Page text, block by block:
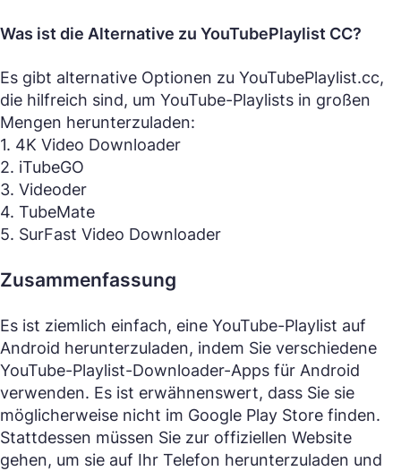
Was ist die Alternative zu YouTubePlaylist CC?
Es gibt alternative Optionen zu YouTubePlaylist.cc,
die hilfreich sind, um YouTube-Playlists in großen
Mengen herunterzuladen:
1. 4K Video Downloader
2. iTubeGO
3. Videoder
4. TubeMate
5. SurFast Video Downloader
Zusammenfassung
Es ist ziemlich einfach, eine YouTube-Playlist auf
Android herunterzuladen, indem Sie verschiedene
YouTube-Playlist-Downloader-Apps für Android
verwenden. Es ist erwähnenswert, dass Sie sie
möglicherweise nicht im Google Play Store finden.
Stattdessen müssen Sie zur offiziellen Website
gehen, um sie auf Ihr Telefon herunterzuladen und